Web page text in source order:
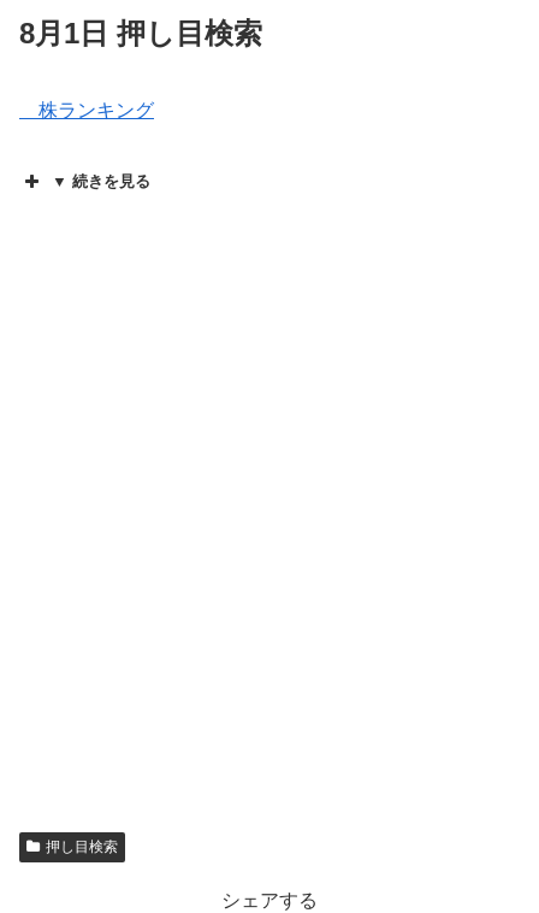
8月1日 押し目検索
株ランキング
▼ 続きを見る
押し目検索
シェアする